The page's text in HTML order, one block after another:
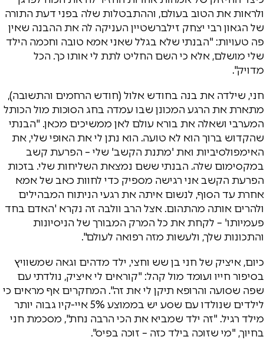
ולראות את הטוב בעולם, וההתבטלות שלה בפני דעת התורה
של הגאון רבי יצחק זילברשטיין העניקה לה את ההבנה שאין
פה טעויות: "הבנתי שלא בגלל שאני אמא טובה וחכמה הילד
שלי מושלם, אלא כי השם החליט לתת לי אותו כך. הכל
מדויק".
חני, שילדה את בנה בחודש אלול (חודש הרחמים והתשובה),
מתארת את הרגע המכונן שבו עמדה בחג הסוכות מול הכותל
המערבי ושאלה את בורא עולם לאן ממשיכים מכאן. "הבנתי
שהקדוש ברוך הוא לא טועה. הוא נתן לי את האופי שלי, את
האימפולסיביות ואת 'מתנת הקשב' שלי – הפרעת קשב
במקסימום שלה. הבנתי ששם נמצאת השליחות שלי. בזכות
הפרעת הקשב אני רגישה מספיק כדי לחוות כאב של אמא
אחרת עד הסוף, לנשום איתה את רגעי הניתוח המבהילים
ולהרים אותה מהתהום. אצל הרב וולבה זה נקרא 'האדם בחד
פעמיותו' – לקחת את כל המרק המבורך של הניסיונות
והתכונות שלך, ולעשות מזה רפואה לעולם".
כיום, איציק של חני בן שש וחצי, ילד מדהים וגאה שמשוויץ
בסיפור חייו ועומד מול קהל: "קוראים לי איציק, נולדתי עם
שפה שסועה והרופא תיקן לי את זה". המחקרים אף מראים כי
לילדים שנולדו עם שסע יש בממוצע 5% איי-קיו גבוה יותר
מילד רגיל. "זה ילד שמביא את הכי הרבה נחת", מסכמת חני
בחיוך, "מי שזוכה בילד כזה – זוכה בפיס".